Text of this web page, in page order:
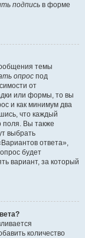
подпись в форме
темы
опрос под
от
или формы, то вы
и как минимум два
что каждый
поля. Вы также
выбрать
ответа»,
будет
вариант, за который
количество